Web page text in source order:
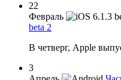
22
Февраль
beta 2
В четверг, Apple
3